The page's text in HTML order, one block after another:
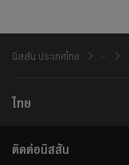
นิสสัน ประเทศไทย
ไทย
ติดต่อนิสสัน